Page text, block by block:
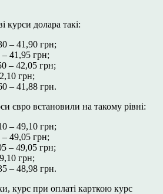
курси долара такі:
– 41,90 грн;
41,95 грн;
– 42,05 грн;
грн;
– 41,88 грн.
євро встановили на такому рівні:
– 49,10 грн;
49,05 грн;
– 49,05 грн;
грн;
– 48,98 грн.
курс при оплаті карткою курс